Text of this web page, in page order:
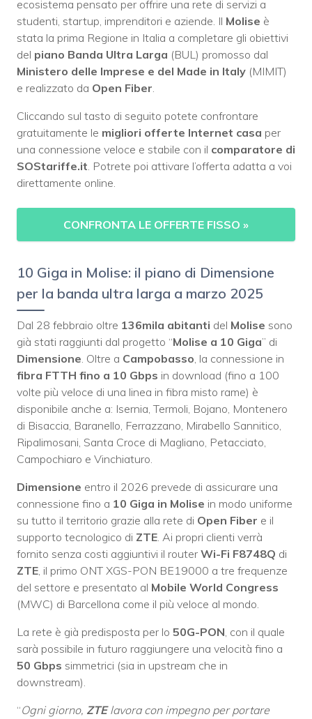
ecosistema pensato per offrire una rete di servizi a
studenti, startup, imprenditori e aziende. Il Molise è
stata la prima Regione in Italia a completare gli obiettivi
del piano Banda Ultra Larga (BUL) promosso dal
Ministero delle Imprese e del Made in Italy (MIMIT)
e realizzato da Open Fiber.
Cliccando sul tasto di seguito potete confrontare
gratuitamente le migliori offerte Internet casa per
una connessione veloce e stabile con il comparatore di
SOStariffe.it. Potrete poi attivare l’offerta adatta a voi
direttamente online.
CONFRONTA LE OFFERTE FISSO »
10 Giga in Molise: il piano di Dimensione
per la banda ultra larga a marzo 2025
Dal 28 febbraio oltre 136mila abitanti del Molise sono
già stati raggiunti dal progetto “Molise a 10 Giga” di
Dimensione. Oltre a Campobasso, la connessione in
fibra FTTH fino a 10 Gbps in download (fino a 100
volte più veloce di una linea in fibra misto rame) è
disponibile anche a: Isernia, Termoli, Bojano, Montenero
di Bisaccia, Baranello, Ferrazzano, Mirabello Sannitico,
Ripalimosani, Santa Croce di Magliano, Petacciato,
Campochiaro e Vinchiaturo.
Dimensione entro il 2026 prevede di assicurare una
connessione fino a 10 Giga in Molise in modo uniforme
su tutto il territorio grazie alla rete di Open Fiber e il
supporto tecnologico di ZTE. Ai propri clienti verrà
fornito senza costi aggiuntivi il router Wi-Fi F8748Q di
ZTE, il primo ONT XGS-PON BE19000 a tre frequenze
del settore e presentato al Mobile World Congress
(MWC) di Barcellona come il più veloce al mondo.
La rete è già predisposta per lo 50G-PON, con il quale
sarà possibile in futuro raggiungere una velocità fino a
50 Gbps simmetrici (sia in upstream che in
downstream).
“Ogni giorno, ZTElavora con impegno per portare